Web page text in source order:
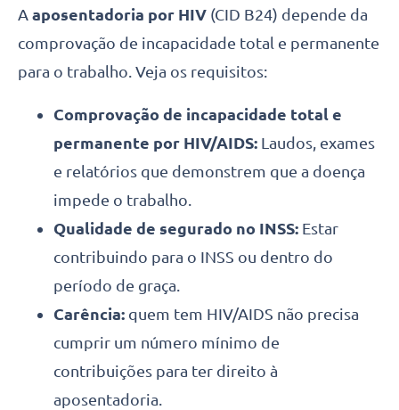
A aposentadoria por HIV (CID B24) depende da
comprovação de incapacidade total e permanente
para o trabalho. Veja os requisitos:
Comprovação de incapacidade total e
permanente por HIV/AIDS: Laudos, exames
e relatórios que demonstrem que a doença
impede o trabalho.
Qualidade de segurado no INSS: Estar
contribuindo para o INSS ou dentro do
período de graça.
Carência: quem tem HIV/AIDS não precisa
cumprir um número mínimo de
contribuições para ter direito à
aposentadoria.